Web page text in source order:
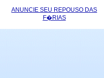
ANUNCIE SEU REPOUSO DAS
F�RIAS